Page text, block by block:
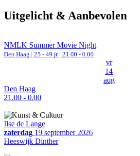
Uitgelicht & Aanbevolen
NMLK Summer Movie Night
Den Haag | 25 - 49 jr | 21.00 - 0.00
vr
14
aug
Den Haag
21.00 - 0.00
Ilse de Lange
zaterdag 19 september 2026
Heeswijk Dinther